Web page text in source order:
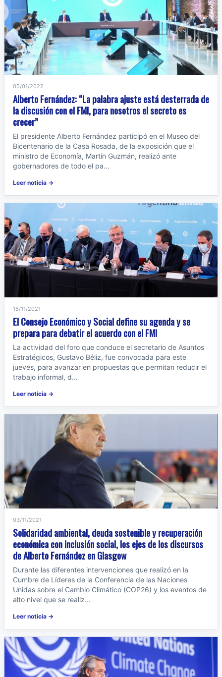
05/01/2022
Alberto Fernández: “La palabra ajuste está desterrada de
la discusión con el FMI, para nosotros el secreto es
crecer”
El presidente Alberto Fernández participó en el Museo del
Bicentenario de la Casa Rosada, de la exposición que el
ministro de Economía, Martín Guzmán, realizó ante
gobernadores de todo el pa...
Leer noticia →
18/11/2021
El Consejo Económico y Social define su agenda y se
prepara para debatir el acuerdo con el FMI
La actividad del foro que conduce el secretario de Asuntos
Estratégicos, Gustavo Béliz, fue convocada para este
jueves, para avanzar en propuestas que permitan reducir el
trabajo informal, d...
Leer noticia →
03/11/2021
Solidaridad ambiental, deuda sostenible y recuperación
económica con inclusión social, los ejes de los discursos
de Alberto Fernández en Glasgow
Durante las diferentes intervenciones que realizó en la
Cumbre de Líderes de la Conferencia de las Naciones
Unidas sobre el Cambio Climático (COP26) y los eventos de
alto nivel que se realiz...
Leer noticia →